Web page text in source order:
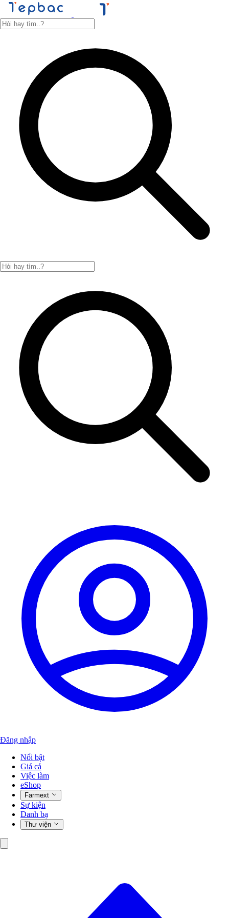
Đăng nhập
Nổi bật
Giá cả
Việc làm
eShop
Farmext
Sự kiện
Danh bạ
Thư viện